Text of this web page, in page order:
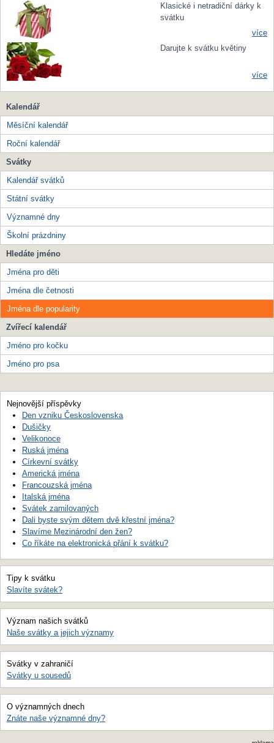
Klasické i netradiční dárky k
svátku
více
Darujte k svátku květiny
více
Kalendář
Měsíční kalendář
Roční kalendář
Svátky
Kalendář svátků
Státní svátky
Významné dny
Školní prázdniny
Hledáte jméno
Jména pro děti
Jména dle četnosti
Jména dle popularity
Zvířecí kalendář
Jméno pro kočku
Jméno pro psa
Nejnovější příspěvky
Den vzniku Československa
Dušičky
Velikonoce
Ruská jména
Církevní svátky
Americká jména
Francouzská jména
Italská jména
Svátek zamilovaných
Dali byste svým dětem dvě křestní jména?
Slavíme Mezinárodní den žen?
Co říkáte na elektronická přání k svátku?
Tipy k svátku
Slavíte svátek?
Význam našich svátků
Naše svátky a jejich významy
Svátky v zahraničí
Svátky u sousedů
O významných dnech
Znáte naše významné dny?